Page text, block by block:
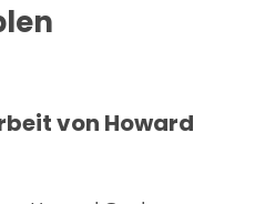
von Howard